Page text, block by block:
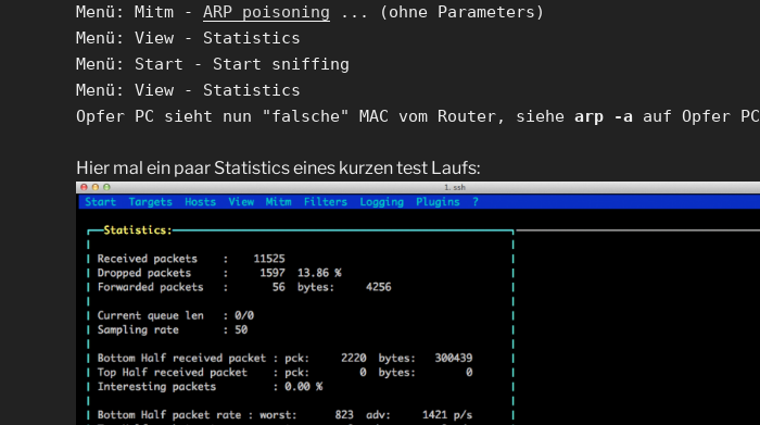
Menü: Mitm - ARP poisoning ... (ohne Parameters)
Menü: View - Statistics
Menü: Start - Start sniffing
Menü: View - Statistics
Opfer PC sieht nun "falsche" MAC vom Router, siehe arp -a auf Opfer PC
Hier mal ein paar Statistics eines kurzen test Laufs: